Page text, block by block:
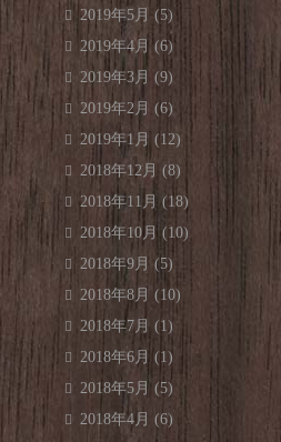
2019年5月 (5)
2019年4月 (6)
2019年3月 (9)
2019年2月 (6)
2019年1月 (12)
2018年12月 (8)
2018年11月 (18)
2018年10月 (10)
2018年9月 (5)
2018年8月 (10)
2018年7月 (1)
2018年6月 (1)
2018年5月 (5)
2018年4月 (6)